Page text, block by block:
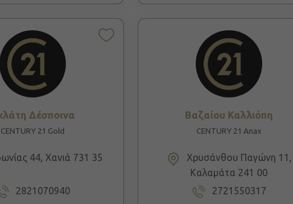
Δέσποινα
CENTURY 21 Gold
44, Χανιά 731 35
2821070940
Βαζαίου Καλλιόπη
CENTURY 21 Anax
Χρυσάνθου Παγώνη 11,
Καλαμάτα 241 00
2721550317